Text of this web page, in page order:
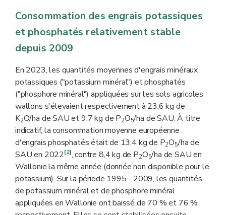
Consommation des engrais potassiques
et phosphatés relativement stable
depuis 2009
En 2023, les quantités moyennes d'engrais minéraux
potassiques ("potassium minéral") et phosphatés
("phosphore minéral") appliquées sur les sols agricoles
wallons s'élevaient respectivement à 23,6 kg de
K2O/ha de SAU et 9,7 kg de P2O5/ha de SAU. À titre
indicatif, la consommation moyenne européenne
d'engrais phosphatés était de 13,4 kg de P2O5/ha de
SAU en 2022[2], contre 8,4 kg de P2O5/ha de SAU en
Wallonie la même année (donnée non disponible pour le
potassium). Sur la période 1995 - 2009, les quantités
de potassium minéral et de phosphore minéral
appliquées en Wallonie ont baissé de 70 % et 76 %